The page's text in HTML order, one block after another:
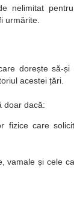
nelimitat
urmărite.
dorește să-
acestei țări.
doar dacă:
care
vamale și cele